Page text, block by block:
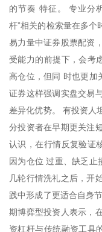
的节奏 特征。 专业分
杆”相关的检索量在多个
易力量中证券股票配资
受能力的前提下，会考
高仓位，但同 时也更加
证券这样强调实盘交易
差异化优势。 有投资人
分投资者在早期更关注
认识，在行情反复验证
因为仓位 过重、缺乏止
几轮行情洗礼之后，开
践中形成了更适合自身
期博弈型投资人表示，
资杠杆与传统融资工具